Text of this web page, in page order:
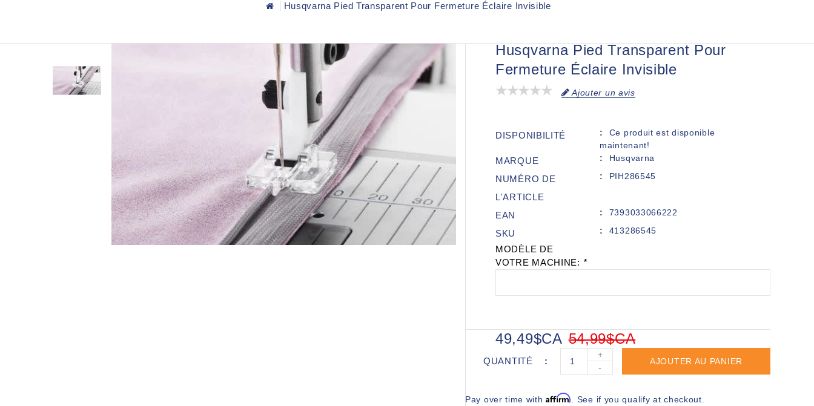
Husqvarna Pied Transparent Pour Fermeture Éclaire Invisible
Husqvarna Pied Transparent Pour
Fermeture Éclaire Invisible
Ajouter un avis
DISPONIBILITÉ
Ce produit est disponible
maintenant!
MARQUE Husqvarna
NUMÉRO DE
L'ARTICLE
PIH286545
EAN 7393033066222
SKU 413286545
MODÈLE DE
VOTRE MACHINE: *
54,99$CA
49,49$CA
QUANTITÉ
+
-
AJOUTER AU PANIER
Pay over time withAffirm . See if you qualify at checkout.